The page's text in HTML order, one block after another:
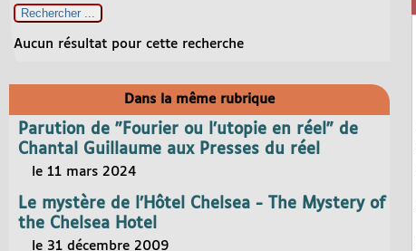
Aucun résultat pour cette recherche
Dans la même rubrique
Parution de "Fourier ou l’utopie en réel" de
Chantal Guillaume aux Presses du réel
le 11 mars 2024
Le mystère de l’Hôtel Chelsea - The Mystery of
the Chelsea Hotel
le 31 décembre 2009